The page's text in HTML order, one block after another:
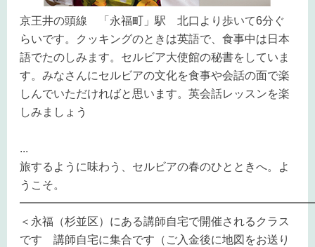
京王井の頭線 「永福町」駅 北口より歩いて6分ぐ
らいです。クッキングのときは英語で、食事中は日本
語でたのしみます。 セルビア大使館の秘書をしていま
す。みなさんにセルビアの文化を食事や会話の面で楽
しんでいただければと思います。英会話レッスンを楽
しみましょう
...
旅するように味わう、セルビアの春のひとときへ。よ
うこそ。
＜永福（杉並区）にある講師自宅で開催されるクラス
です 講師自宅に集合です（ご入金後に地図をお送り